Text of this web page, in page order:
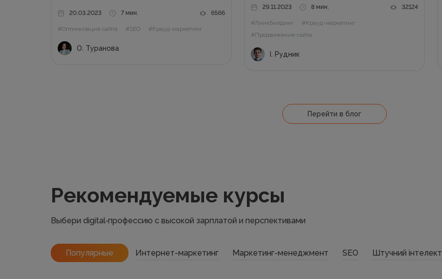
линкбилдинга для повышения узнаваемости
бренда и попадания на первые позиции выдачи
Google по ключевым запросам. Обратные
ссылки являются одним из факторов
20.03.2023 7 мин. 6566
#Оптимизация сайта #SEO #Крауд-маркетинг
О. Туранова
методы линкбилдинга Сайты можно
продвигать множеством способов, среди
которых есть и PBN. При этом PBN
разделяются...
29.11.2023 8 мин. 32124
#Линкбилдинг
#Крауд-маркетинг
#Продвижение сайта
І. Рудник
Перейти в блог
Рекомендуемые курсы
Выбери digital‑профессию с высокой зарплатой и перспективами
Популярные Интернет-маркетинг Маркетинг-менеджмент SEO Штучний інтелект